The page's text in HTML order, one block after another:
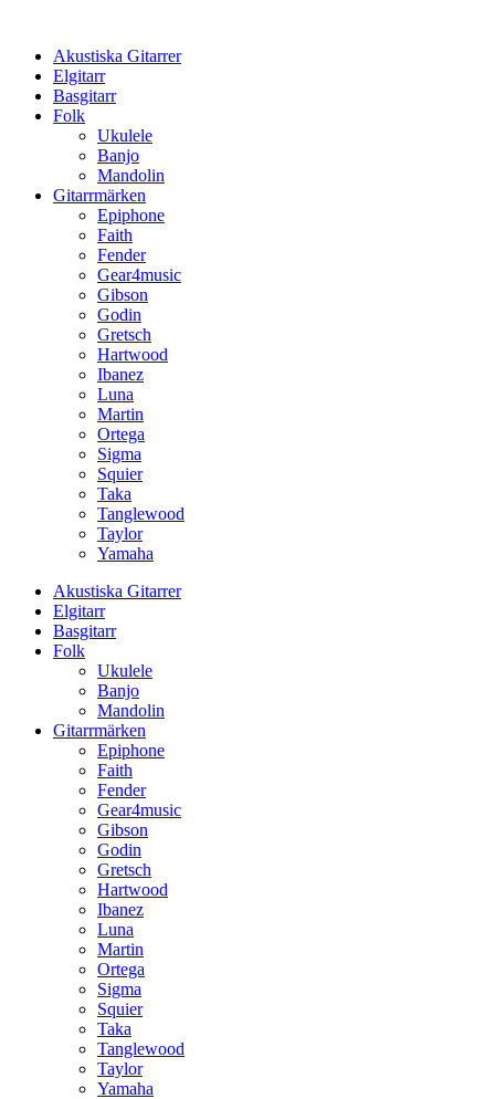
innehållAkustiska Gitarrer
Elgitarr
Basgitarr
Folk
Ukulele
Banjo
Mandolin
Gitarrmärken
Epiphone
Faith
Fender
Gear4music
Gibson
Godin
Gretsch
Hartwood
Ibanez
Luna
Martin
Ortega
Sigma
Squier
Taka
Tanglewood
Taylor
Yamaha
Akustiska Gitarrer
Elgitarr
Basgitarr
Folk
Ukulele
Banjo
Mandolin
Gitarrmärken
Epiphone
Faith
Fender
Gear4music
Gibson
Godin
Gretsch
Hartwood
Ibanez
Luna
Martin
Ortega
Sigma
Squier
Taka
Tanglewood
Taylor
Yamaha